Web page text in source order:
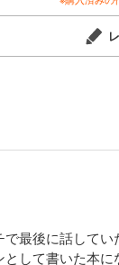
最後に話して
して書いた本に